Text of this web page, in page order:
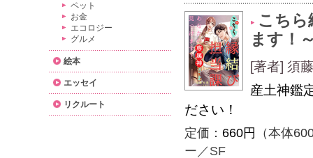
こちら
ます！
[著者] 須
産土神鑑
ださい！
定価： 660円
（本体
ー／SF
ペット
お金
エコロジー
グルメ
絵本
エッセイ
リクルート